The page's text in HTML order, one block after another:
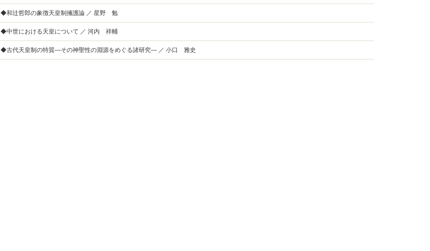
◆和辻哲郎の象徴天皇制擁護論 ／ 星野 勉
◆中世における天皇について ／ 河内 祥輔
◆古代天皇制の特質―その神聖性の淵源をめぐる諸研究― ／ 小口 雅史